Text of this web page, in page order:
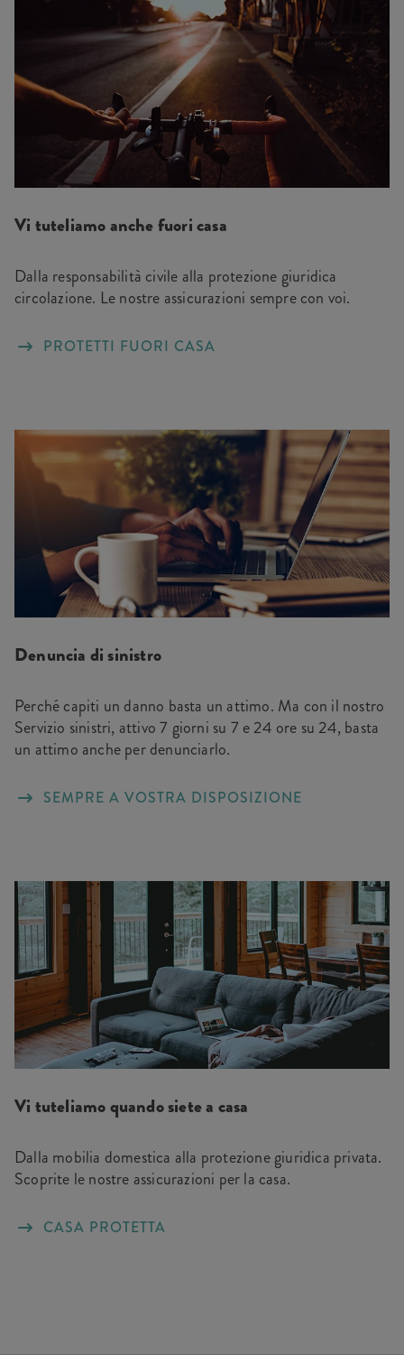
Vi tuteliamo anche fuori casa
Dalla responsabilità civile alla protezione giuridica
circolazione. Le nostre assicurazioni sempre con voi.
PROTETTI FUORI CASA
Denuncia di sinistro
Perché capiti un danno basta un attimo. Ma con il nostro
Servizio sinistri, attivo 7 giorni su 7 e 24 ore su 24, basta
un attimo anche per denunciarlo.
SEMPRE A VOSTRA DISPOSIZIONE
Vi tuteliamo quando siete a casa
Dalla mobilia domestica alla protezione giuridica privata.
Scoprite le nostre assicurazioni per la casa.
CASA PROTETTA